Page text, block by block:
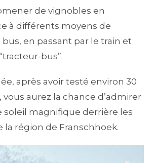
de vignobles en
à différents moyens de
en passant par le train et
bus”.
après avoir testé environ 30
aurez la chance d’admirer
soleil magnifique derrière les
la région de Franschhoek.